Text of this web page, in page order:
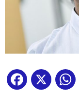
Facebook
X